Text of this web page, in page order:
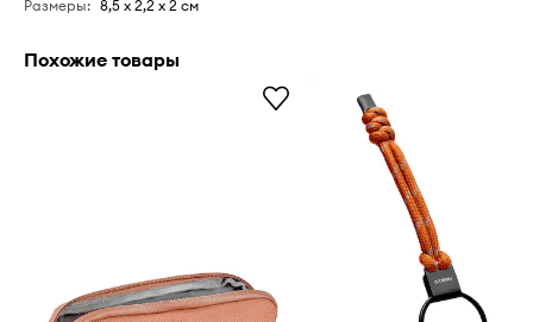
Размеры: 8,5 x 2,2 x 2 см
Похожие товары